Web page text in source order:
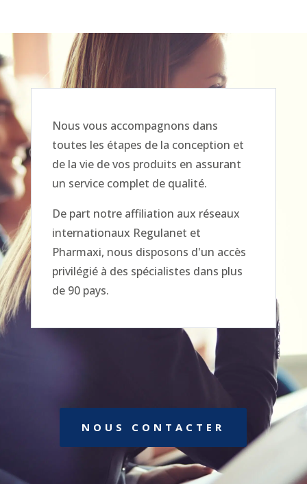
Nous vous accompagnons dans
toutes les étapes de la conception et
de la vie de vos produits en assurant
un service complet de qualité.
De part notre affiliation aux réseaux
internationaux Regulanet et
Pharmaxi, nous disposons d'un accès
privilégié à des spécialistes dans plus
de 90 pays.
NOUS CONTACTER